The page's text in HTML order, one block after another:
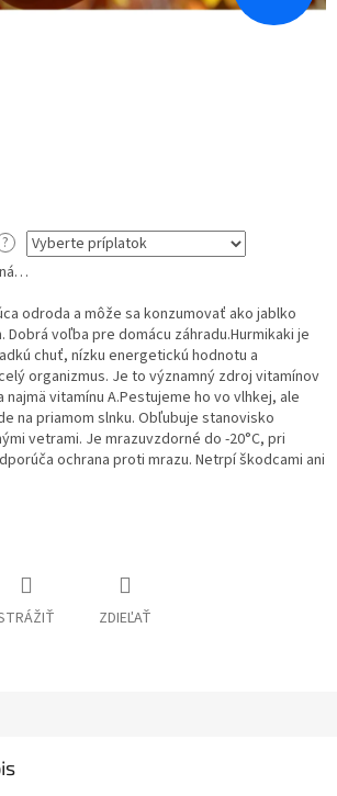
?
odroda a môže sa konzumovať ako jablko
Dobrá voľba pre domácu záhradu.Hurmikaki je
chuť, nízku energetickú hodnotu a
organizmus. Je to významný zdroj vitamínov
najmä vitamínu A.Pestujeme ho vo vlhkej, ale
na priamom slnku. Obľubuje stanovisko
vetrami. Je mrazuvzdorné do -20°C, pri
ochrana proti mrazu. Netrpí škodcami ani
ZDIEĽAŤ